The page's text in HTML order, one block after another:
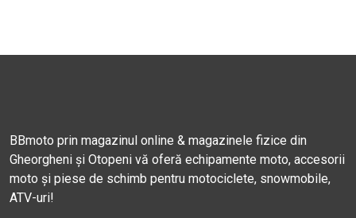
BBmoto prin magazinul online & magazinele fizice din
Gheorgheni și Otopeni vă oferă echipamente moto, accesorii
moto și piese de schimb pentru motociclete, snowmobile,
ATV-uri!